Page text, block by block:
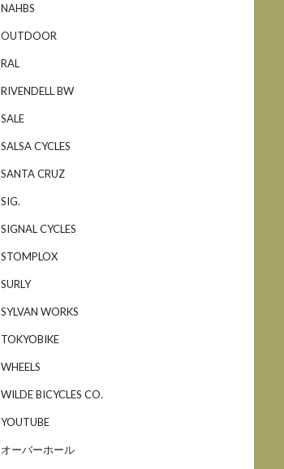
NAHBS
OUTDOOR
RAL
RIVENDELL BW
SALE
SALSA CYCLES
SANTA CRUZ
SIG.
SIGNAL CYCLES
STOMPLOX
SURLY
SYLVAN WORKS
TOKYOBIKE
WHEELS
WILDE BICYCLES CO.
YOUTUBE
オーバーホール